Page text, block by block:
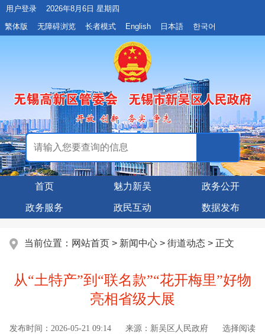
用户登录
2026年8月6日 星期四
繁体版
无障碍浏览 长者模式 English 日本語 한국어
首页 魅力新吴 政务公开
政务服务 政民互动 数据发布
当前位置： 网站首页 > 新闻中心 > 街道动态 > 正文
从“土特产”到“联名款”“花开梅里”好物
亮相省级大展
发布时间： 2026-05-21 09:14 来源： 新吴区人民政府
选择阅读